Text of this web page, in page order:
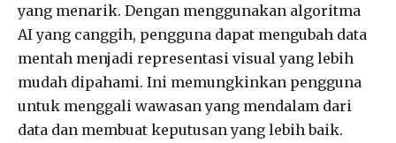
yang menarik. Dengan menggunakan algoritma
AI yang canggih, pengguna dapat mengubah data
mentah menjadi representasi visual yang lebih
mudah dipahami. Ini memungkinkan pengguna
untuk menggali wawasan yang mendalam dari
data dan membuat keputusan yang lebih baik.